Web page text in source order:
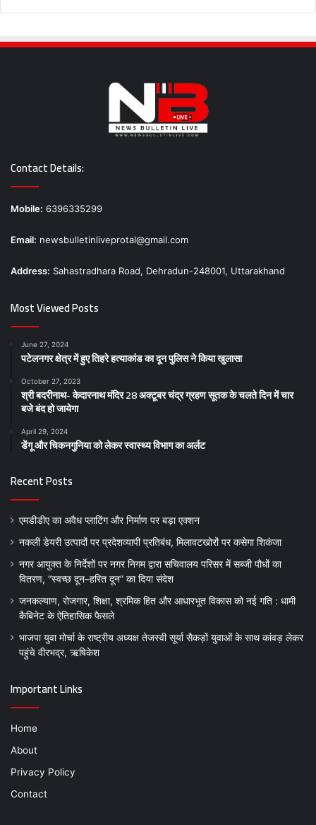
Contact Details:
Mobile: 6396335299
Email: newsbulletinliveprotal@gmail.com
Address: Sahastradhara Road, Dehradun-248001, Uttarakhand
Most Viewed Posts
June 27, 2024
पटेलनगर क्षेत्र में हुए तिहरे हत्याकांड का दून पुलिस ने किया खुलासा
October 27, 2023
श्री बदरीनाथ- केदारनाथ मंदिर 28 अक्टूबर चंद्र ग्रहण सूतक के चलते दिन में चार
बजे बंद हो जायेगा
April 29, 2024
डेंगू और चिकनगुनिया को लेकर स्वास्थ्य विभाग का अर्लट
Recent Posts
एमडीडीए का अवैध प्लाटिंग और निर्माण पर बड़ा एक्शन
नकली डेयरी उत्पादों पर प्रदेशव्यापी प्रतिबंध, मिलावटखोरों पर कसेगा शिकंजा
नगर आयुक्त के निर्देशों पर नगर निगम द्वारा सचिवालय परिसर में सब्जी पौधों का
वितरण, “स्वच्छ दून–हरित दून” का दिया संदेश
जनकल्याण, रोजगार, शिक्षा, श्रमिक हित और आधारभूत विकास को नई गति : धामी
कैबिनेट के ऐतिहासिक फैसले
भाजपा युवा मोर्चा के राष्ट्रीय अध्यक्ष तेजस्वी सूर्या सैकड़ों युवाओं के साथ कांवड़ लेकर
पहुंचे वीरभद्र, ऋषिकेश
Important Links
Home
About
Privacy Policy
Contact